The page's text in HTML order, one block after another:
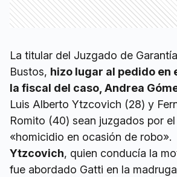
La titular del Juzgado de
Bustos, hizo lugar al pedido en
la fiscal del caso, Andrea
Luis Alberto Ytzcovich (28) y
Romito (40) sean juzgados por
«homicidio en ocasión de robo».
Ytzcovich, quien conducía la
fue abordado Gatti en la